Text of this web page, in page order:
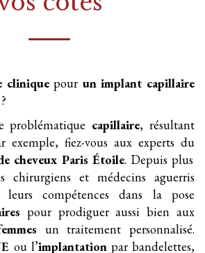
clinique pour un implant capillaire
?
problématique capillaire, résultant
exemple, fiez-vous aux experts du
cheveux Paris Étoile. Depuis plus
chirurgiens et médecins aguerris
compétences dans la pose
pour prodiguer aussi bien aux
un traitement personnalisé.
ou l’implantationpar bandelettes,